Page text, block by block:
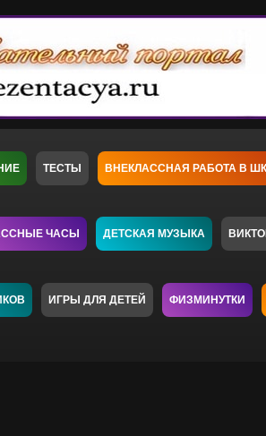
ТЕСТЫ ВНЕКЛАССНАЯ РАБОТА В
ЧАСЫ ДЕТСКАЯ МУЗЫКА
ИГРЫ ДЛЯ ДЕТЕЙ ФИЗМИНУТКИ